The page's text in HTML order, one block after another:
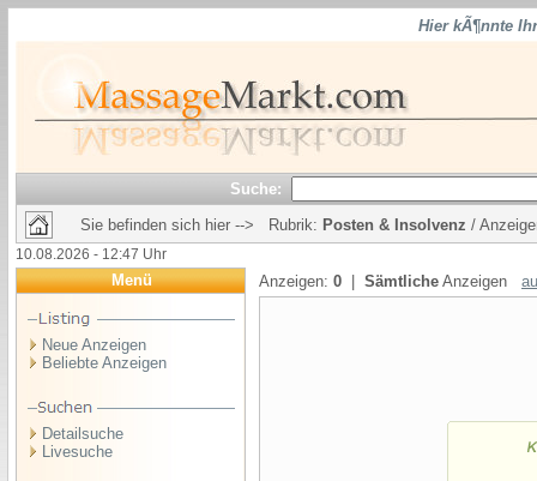
Hier kÃ¶nnte
Suche:
Sie befinden sich hier --> Rubrik: Posten & Insolvenz /
10.08.2026 - 12:47 Uhr
Menü
Neue Anzeigen
Beliebte Anzeigen
Detailsuche
Livesuche
Anzeigen: 0 Sämtliche Anzeigen